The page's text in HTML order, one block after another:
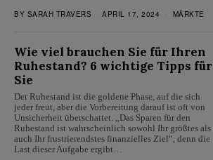
BY SARAH TRAVERS APRIL 17, 2024 MÄRKTE
Wie viel brauchen Sie für Ihren
Ruhestand? 6 wichtige Tipps für
Sie
Der Ruhestand ist die goldene Phase, auf die sich
jeder freut, aber die Vorbereitung darauf ist oft von
Unsicherheit überschattet. „Das Sparen für den
Ruhestand ist wahrscheinlich sowohl Ihr größtes als
auch Ihr frustrierendstes finanzielles Ziel“, denn die
Last dieser Aufgabe ergibt…